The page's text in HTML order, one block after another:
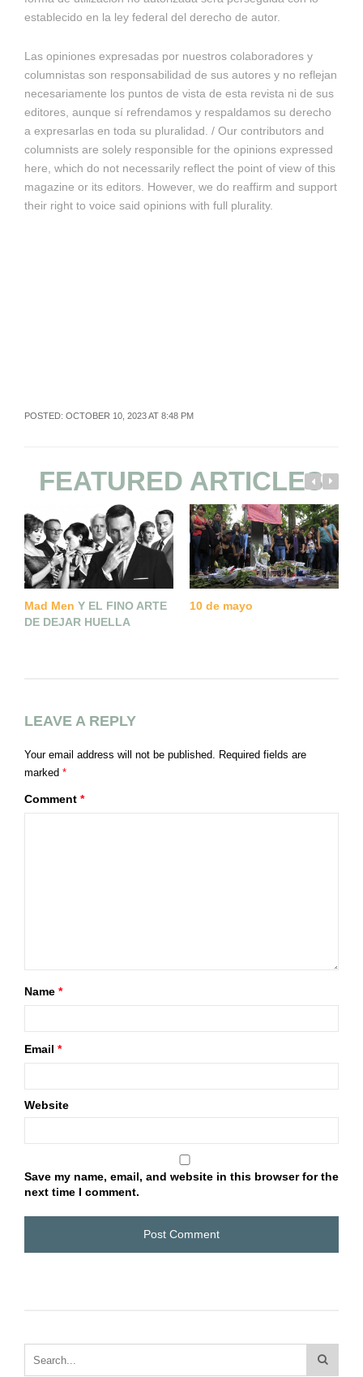
establecido en la ley federal del derecho de autor.
Las opiniones expresadas por nuestros colaboradores y
columnistas son responsabilidad de sus autores y no reflejan
necesariamente los puntos de vista de esta revista ni de sus
editores, aunque sí refrendamos y respaldamos su derecho
a expresarlas en toda su pluralidad. / Our contributors and
columnists are solely responsible for the opinions expressed
here, which do not necessarily reflect the point of view of this
magazine or its editors. However, we do reaffirm and support
their right to voice said opinions with full plurality.
POSTED: OCTOBER 10, 2023 AT 8:48 PM
FEATURED ARTICLES
Mad Men Y EL FINO ARTE
DE DEJAR HUELLA
10 de mayo
LEAVE A REPLY
Your email address will not be published. Required fields are
marked *
Comment *
Name *
Email *
Website
Save my name, email, and website in this browser for the
next time I comment.